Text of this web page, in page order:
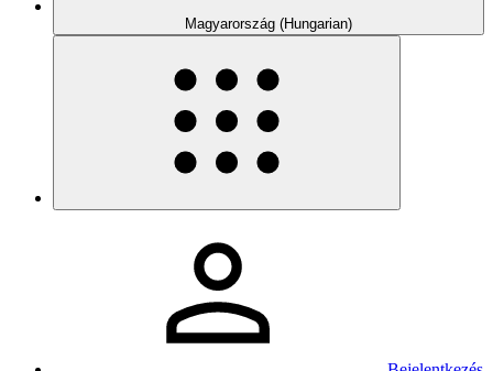
Magyarország (Hungarian)